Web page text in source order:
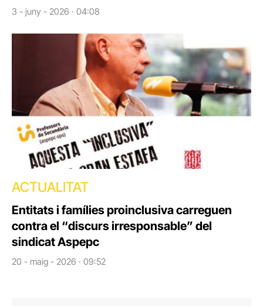
3 - juny - 2026 · 04:08
ACTUALITAT
Entitats i famílies proinclusiva carreguen
contra el “discurs irresponsable” del
sindicat Aspepc
20 - maig - 2026 · 09:52